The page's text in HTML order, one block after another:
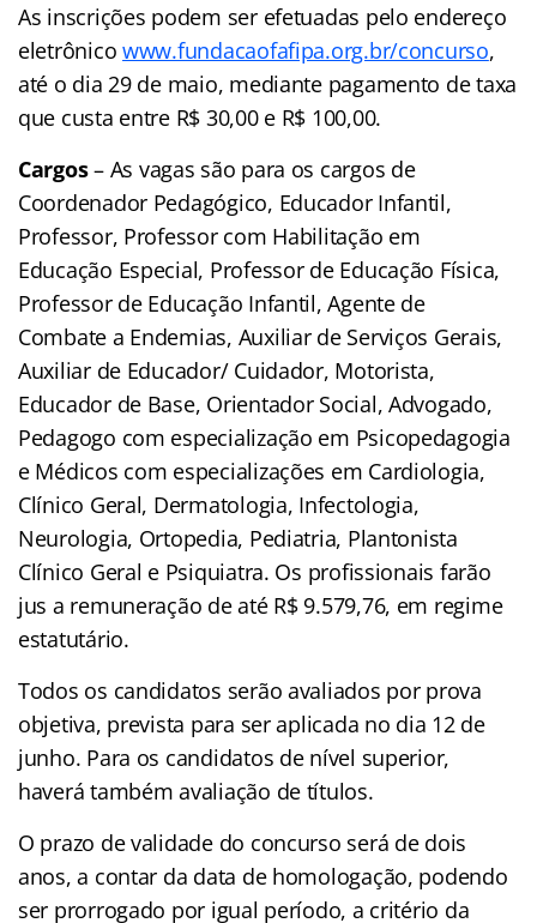
As inscrições podem ser efetuadas pelo endereço
eletrônicowww.fundacaofafipa.org.br/concurso,
até o dia 29 de maio, mediante pagamento de taxa
que custa entre R$ 30,00 e R$ 100,00.
Cargos– As vagas são para os cargos de
Coordenador Pedagógico, Educador Infantil,
Professor, Professor com Habilitação em
Educação Especial, Professor de Educação Física,
Professor de Educação Infantil, Agente de
Combate a Endemias, Auxiliar de Serviços Gerais,
Auxiliar de Educador/ Cuidador, Motorista,
Educador de Base, Orientador Social, Advogado,
Pedagogo com especialização em Psicopedagogia
e Médicos com especializações em Cardiologia,
Clínico Geral, Dermatologia, Infectologia,
Neurologia, Ortopedia, Pediatria, Plantonista
Clínico Geral e Psiquiatra. Os profissionais farão
jus a remuneração de até R$ 9.579,76, em regime
estatutário.
Todos os candidatos serão avaliados por prova
objetiva, prevista para ser aplicada no dia 12 de
junho. Para os candidatos de nível superior,
haverá também avaliação de títulos.
O prazo de validade do concurso será de dois
anos, a contar da data de homologação, podendo
ser prorrogado por igual período, a critério da